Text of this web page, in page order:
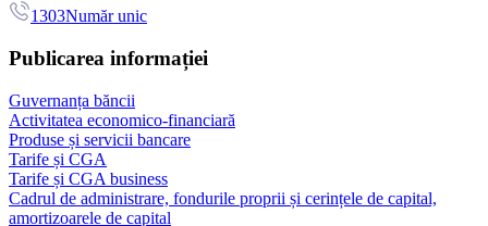
1303Număr unic
Publicarea informației
Guvernanța băncii
Activitatea economico-financiară
Produse și servicii bancare
Tarife și CGA
Tarife și CGA business
Cadrul de administrare, fondurile proprii și cerințele de capital,
amortizoarele de capital